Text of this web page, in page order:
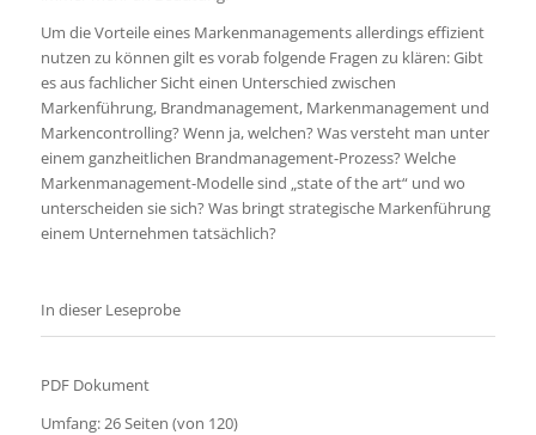
Um die Vorteile eines Markenmanagements allerdings effizient
nutzen zu können gilt es vorab folgende Fragen zu klären: Gibt
es aus fachlicher Sicht einen Unterschied zwischen
Markenführung, Brandmanagement, Markenmanagement und
Markencontrolling? Wenn ja, welchen? Was versteht man unter
einem ganzheitlichen Brandmanagement-Prozess? Welche
Markenmanagement-Modelle sind „state of the art“ und wo
unterscheiden sie sich? Was bringt strategische Markenführung
einem Unternehmen tatsächlich?
In dieser Leseprobe
PDF Dokument
Umfang: 26 Seiten (von 120)